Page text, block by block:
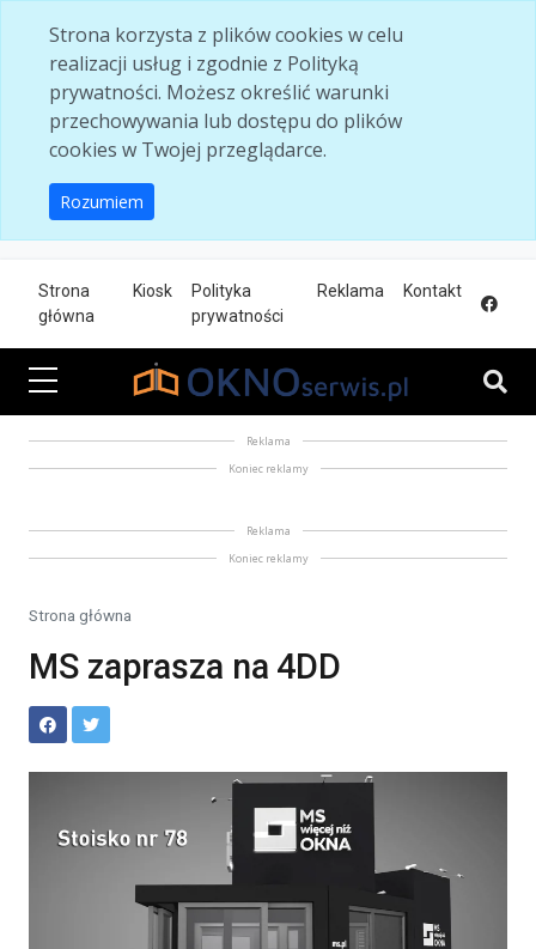
Strona korzysta z plików cookies w celu
realizacji usług i zgodnie z Polityką
prywatności. Możesz określić warunki
przechowywania lub dostępu do plików
cookies w Twojej przeglądarce.
Rozumiem
Strona
główna
Kiosk
Polityka
prywatności
Reklama Kontakt
Reklama
Koniec reklamy
Reklama
Koniec reklamy
Strona główna
MS zaprasza na 4DD